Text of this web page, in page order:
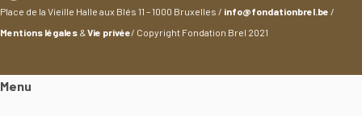
Place de la Vieille Halle aux Blés 11 – 1000 Bruxelles / info@fondationbrel.be /
Mentions légales &Vie privée/ Copyright Fondation Brel 2021
Menu